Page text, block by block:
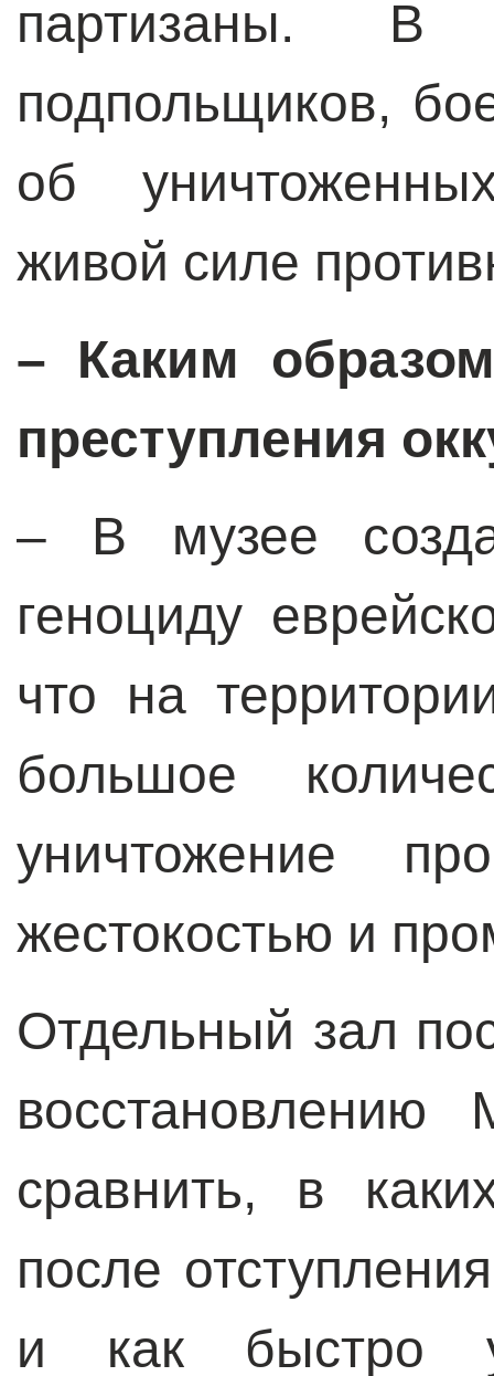
партизаны.
подпольщиков,
об
живой силе
– Каким
преступления
– В музее
геноциду
что на
большое
уничтожение
жестокостью и
Отдельный зал
сравнить, в
после
и как быстро